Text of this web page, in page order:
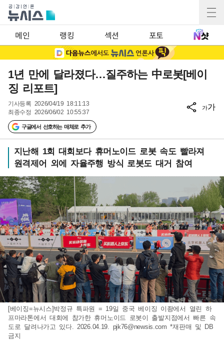
메인 랭킹 섹션 포토
1년 만에 달라졌다…질주하는 中로봇[베이
징 리포트]
기사등록 2026/04/19 18:11:13
최종수정 2026/06/02 10:55:37
구글에서 선호하는 매체로 추가
가가
지난해 1회 대회보다 휴머노이드 로봇 속도 빨라져
원격제어 외에 자율주행 방식 로봇도 대거 참여
[베이징=뉴시스]박정규 특파원 = 19일 중국 베이징 이좡에서 열린 하
프마라톤에서 대회에 참가한 휴머노이드 로봇이 출발지점에서 빠른 속
도로 달려나가고 있다. 2026.04.19. pjk76@newsis.com *재판매 및 DB
금지